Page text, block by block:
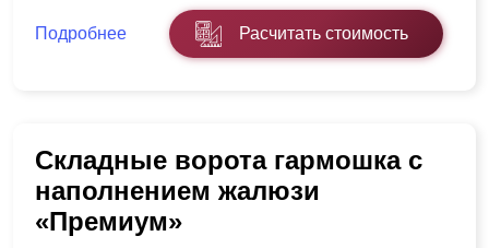
Подробнее Расчитать стоимость
Складные ворота гармошка с
наполнением жалюзи
«Премиум»